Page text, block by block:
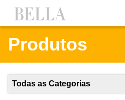
Produtos
Todas as Categorias